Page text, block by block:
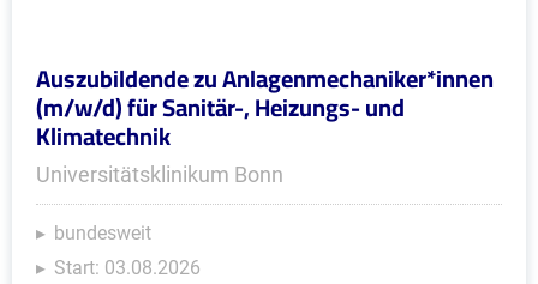
Auszubildende zu Anlagenmechaniker*innen
(m/w/d) für Sanitär-, Heizungs- und
Klimatechnik
Universitätsklinikum Bonn
bundesweit
Start: 03.08.2026